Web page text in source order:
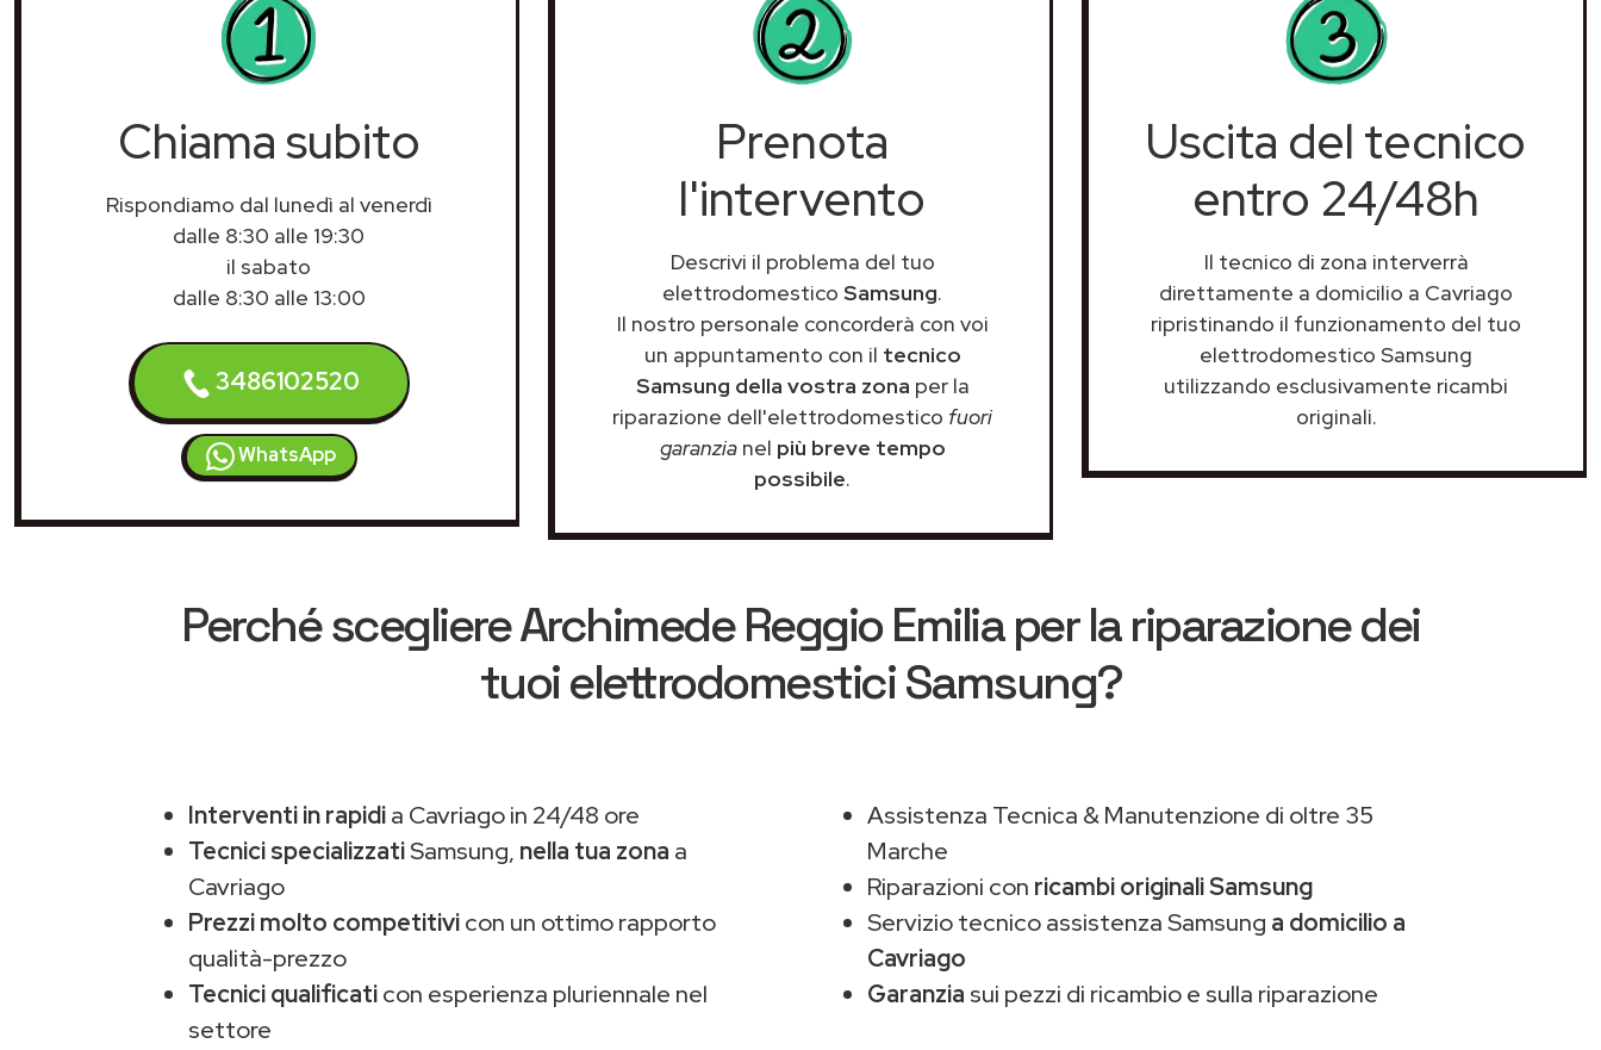
Chiama subito
Rispondiamo dal lunedì al venerdì
dalle 8:30 alle 19:30
il sabato
dalle 8:30 alle 13:00
3486102520
WhatsApp
Prenota
l'intervento
Descrivi il problema del tuo
elettrodomestico Samsung.
Il nostro personale concorderà con voi
un appuntamento con il tecnico
Samsung della vostra zona per la
riparazione dell'elettrodomestico fuori
garanzianel più breve tempo
possibile.
Uscita del tecnico
entro 24/48h
Il tecnico di zona interverrà
direttamente a domicilio a Cavriago
ripristinando il funzionamento del tuo
elettrodomestico Samsung
utilizzando esclusivamente ricambi
originali.
Perché scegliereArchimede Reggio Emiliaper la riparazione dei
tuoi elettrodomestici Samsung?
Interventi in rapidia Cavriago in 24/48 ore
Tecnici specializzatiSamsung, nella tua zona a
Cavriago
Prezzi molto competitivicon un ottimo rapporto
qualità-prezzo
Tecnici qualificaticon esperienza pluriennale nel
settore
Assistenza Tecnica & Manutenzione di oltre 35
Marche
Riparazioni con ricambi originali Samsung
Servizio tecnico assistenza Samsung a domicilio a
Cavriago
Garanzia sui pezzi di ricambio e sulla riparazione